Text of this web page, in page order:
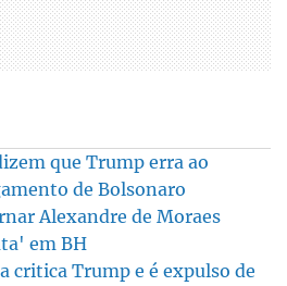
que Trump erra ao
de Bolsonaro
Alexandre de Moraes
em BH
critica Trump e é expulso de